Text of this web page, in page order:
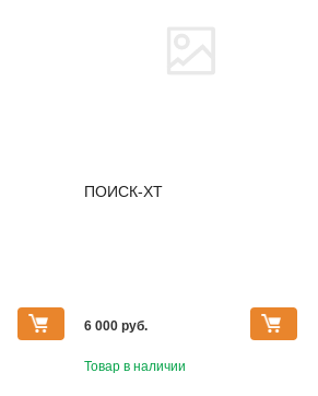
ПОИСК-ХТ
6 000 pуб.
Товар в наличии